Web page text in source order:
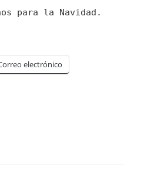
para la Navidad.
electrónico